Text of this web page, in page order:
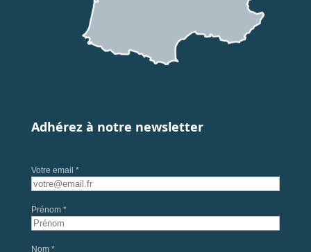
Adhérez à notre newsletter
Votre email *
Prénom *
Nom *